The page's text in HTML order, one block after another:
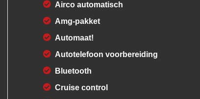
Airco automatisch
Amg-pakket
Automaat!
Autotelefoon voorbereiding
Bluetooth
Cruise control